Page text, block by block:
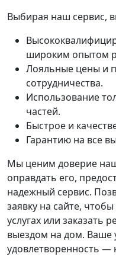
Выбирая наш сервис,
широким опытом
Лояльные цены и
сотрудничества.
Использование
частей.
Быстрое и
Гарантию на все
Мы ценим доверие
оправдать его,
надежный сервис.
заявку на сайте,
услугах или заказать
выездом на дом. Ваше
удовлетворенность —